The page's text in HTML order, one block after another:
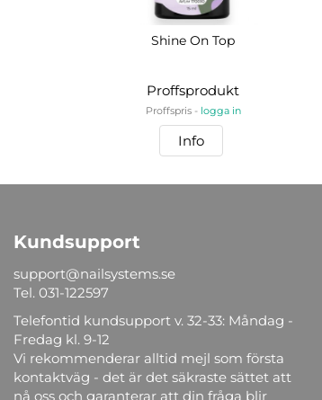
Shine On Top
Proffsprodukt
Proffspris - logga in
Info
Kundsupport
support@nailsystems.se
Tel. 031-122597
Telefontid kundsupport v. 32-33: Måndag -
Fredag kl. 9-12
Vi rekommenderar alltid mejl som första
kontaktväg - det är det säkraste sättet att
nå oss och garanterar att din fråga blir